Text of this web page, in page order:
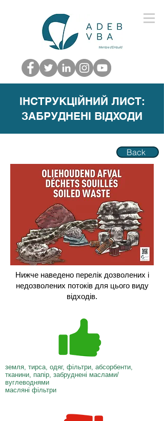
ІНСТРУКЦІЙНИЙ ЛИСТ:
ЗАБРУДНЕНІ ВІДХОДИ
Back
Нижче наведено перелік дозволених і
недозволених потоків для цього виду
відходів.
земля, тирса, одяг, фільтри, абсорбенти,
тканини, папір, забруднені маслами/
вуглеводнями
масляні фільтри